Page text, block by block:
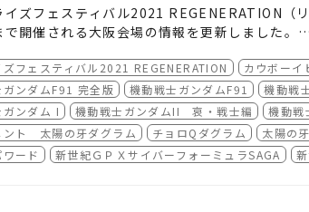
▲司会進行：サ
めに神志那監督から、今回上映した特別編集版
集版を制作するうえで、どこを削って、どこに
す。何を視点に話を作っていくか。（YouTube
イズフェスティバル2021 REGENERATION（
で開催される大阪会場の情報を更新しました。
は各ご鑑賞日の5日前からインターネットと劇
作品】
月5日（金）ラブライブ！ μ's Live in
月6日（土）カウボーイビバップ 天国の扉
月7日（日）機動戦士ガンダムF91 完全版
月8日（月）機動戦士ガンダムAGE MEMORY
マズ 梅田
フェスティバル2021 REGENERATION カウボー
ガンダムF91 完全版
機動戦士ガンダムF91 機動戦
ンダム I
機動戦士ガンダムII 哀・戦士編
機動
ント 太陽の牙ダグラム
チョロQダグラム 太陽の
ード
新世紀ＧＰＸサイバーフォーミュラSAGA